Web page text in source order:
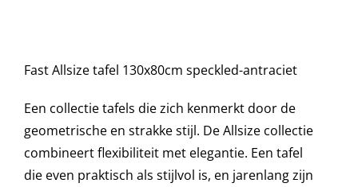
Onderhoud
Accessoires en Kado
Fast Allsize tafel 130x80cm speckled-antraciet
Een collectie tafels die zich kenmerkt door de
geometrische en strakke stijl. De Allsize collectie
combineert flexibiliteit met elegantie. Een tafel
die even praktisch als stijlvol is, en jarenlang zijn